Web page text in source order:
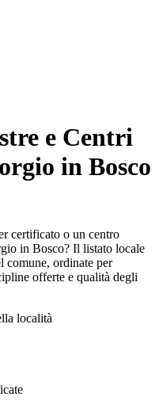
e Centri
in Bosco
certificato o un centro
in Bosco? Il listato locale
comune, ordinate per
offerte e qualità degli
località